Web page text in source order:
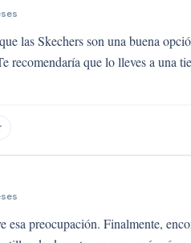
las Skechers son una buena
recomendaría que lo lleves a una
esa preocupación. Finalmente,